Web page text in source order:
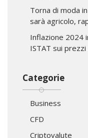
Torna di moda
sarà agricolo,
Inflazione 2024
ISTAT sui
Categorie
Business
CFD
Criptovalute